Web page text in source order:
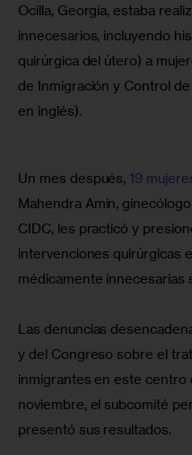
Ocilla, Georgia, estaba
innecesarios, incluyendo
quirúrgica del útero) a
de Inmigración y Control
en inglés).
Un mes después, 19
Mahendra Amin,
CIDC, les practicó y
intervenciones quirúrgicas
médicamente innecesarias
Las denuncias
y del Congreso sobre el
inmigrantes en este centro
noviembre, el subcomité
presentó sus resultados.